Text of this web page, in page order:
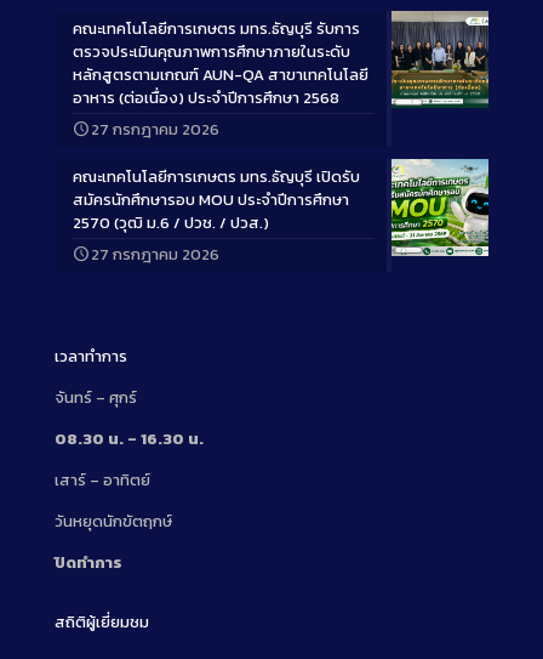
Long
คณะเทคโนโลยีการเกษตร มทร.ธัญบุรี รับการ
ตรวจประเมินคุณภาพการศึกษาภายในระดับ
หลักสูตรตามเกณฑ์ AUN-QA สาขาเทคโนโลยี
อาหาร (ต่อเนื่อง) ประจำปีการศึกษา 2568
27 กรกฎาคม 2026
Long
คณะเทคโนโลยีการเกษตร มทร.ธัญบุรี เปิดรับ
สมัครนักศึกษารอบ MOU ประจำปีการศึกษา
2570 (วุฒิ ม.6 / ปวช. / ปวส.)
27 กรกฎาคม 2026
เวลาทำการ
จันทร์ – ศุกร์
08.30 น. – 16.30 น.
เสาร์ – อาทิตย์
วันหยุดนักขัตฤกษ์
ปิดทำการ
สถิติผู้เยี่ยมชม